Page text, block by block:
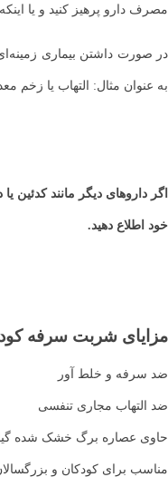
مصرف دارو پرهیز کنید و یا
در صورت داشتن بیماری
به عنوان مثال: التهاب یا
اگر داروهای دیگر مانند
خود اطلاع دهید.
مزایای شربت سرفه
ضد سرفه و خلط آور
ضد التهاب مجاری تنفسی
حاوی عصاره برگ خشک شده
مناسب برای کودکان و